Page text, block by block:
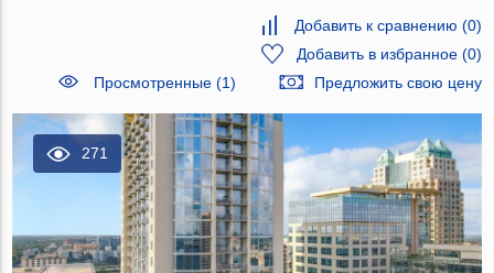
Добавить к сравнению (0)
Добавить в избранное(0)
Просмотренные (1)
Предложить свою цену
271